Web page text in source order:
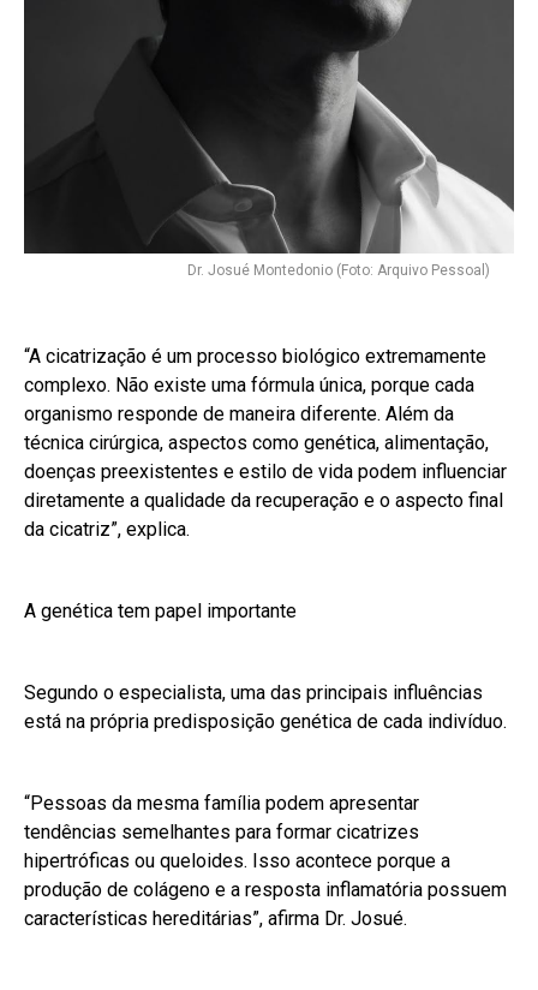
Dr. Josué Montedonio (Foto: Arquivo Pessoal)
“A cicatrização é um processo biológico extremamente
complexo. Não existe uma fórmula única, porque cada
organismo responde de maneira diferente. Além da
técnica cirúrgica, aspectos como genética, alimentação,
doenças preexistentes e estilo de vida podem influenciar
diretamente a qualidade da recuperação e o aspecto final
da cicatriz”, explica.
A genética tem papel importante
Segundo o especialista, uma das principais influências
está na própria predisposição genética de cada indivíduo.
“Pessoas da mesma família podem apresentar
tendências semelhantes para formar cicatrizes
hipertróficas ou queloides. Isso acontece porque a
produção de colágeno e a resposta inflamatória possuem
características hereditárias”, afirma Dr. Josué.